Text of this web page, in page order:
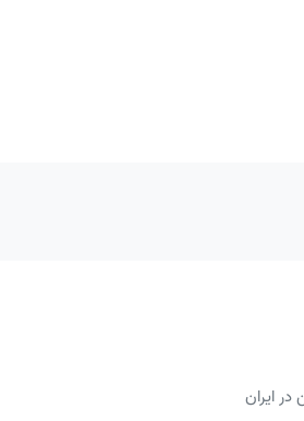
ایران